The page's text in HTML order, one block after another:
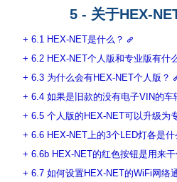
5 - 关于HEX-
6.1 HEX-NET是什么？
6.2 HEX-NET个人版和专业版有什
6.3 为什么会有HEX-NET个人版？
6.4 如果是旧款的没有电子VIN的车
6.5 个人版的HEX-NET可以升级为
6.6 HEX-NET上的3个LED灯各是什
6.6b HEX-NET的红色按钮是用来干
6.7 如何设置HEX-NET的WiFi网络